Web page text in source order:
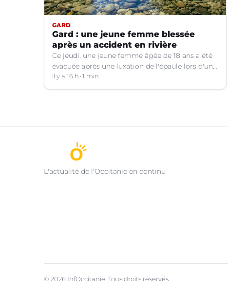
GARD
Gard : une jeune femme blessée
après un accident en rivière
Ce jeudi, une jeune femme âgée de 18 ans a été
évacuée après une luxation de l'épaule lors d'un
plongeon dans une rivière à Saint-André-de-
Valborgne (Gard).
il y a 16 h 1 min
L'actualité de l'Occitanie en continu
© 2026 InfOccitanie. Tous droits réservés.